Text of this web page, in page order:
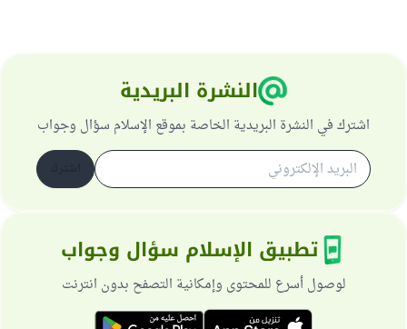
النشرة البريدية
اشترك في النشرة البريدية الخاصة بموقع الإسلام سؤال وجواب
تطبيق الإسلام سؤال وجواب
لوصول أسرع للمحتوى وإمكانية التصفح بدون انترنت